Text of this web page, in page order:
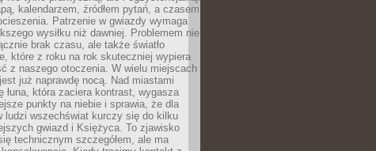
kalendarzem, źródłem pytań, a czasem
Patrzenie w gwiazdy wymaga
wysiłku niż dawniej. Problemem nie
brak czasu, ale także światło
które z roku na rok skuteczniej wypiera
z naszego otoczenia. W wielu miejscach
już naprawdę nocą. Nad miastami
łuna, która zaciera kontrast, wygasza
punkty na niebie i sprawia, że dla
ludzi wszechświat kurczy się do kilku
gwiazd i Księżyca. To zjawisko
technicznym szczegółem, ale ma